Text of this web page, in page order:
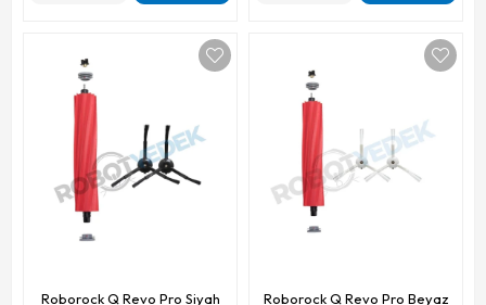
Roborock Q Revo Pro Siyah
Roborock Q Revo Pro Beyaz